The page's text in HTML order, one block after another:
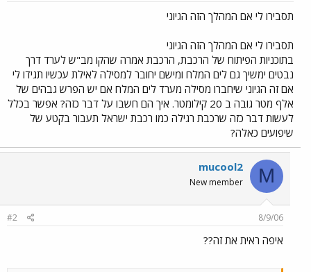
תסבירו לי אם המהלך הזה הגיוני
תסבירו לי אם המהלך הזה הגיוני
בתוכניות הפיתוח של הרכבת, הרכבת אמרה שהקו מב"ש לערד דרך
נבטים ימשיך גם לים המלח ומישם יחובר למסילה לאילת עכשיו תגידו לי
אם זה הגיוני שיחברו מסילה מערד לים המלח אם יש הפרש גבהים של
אלף מטר גובה ב 20 קילומטר. איך הם חשבו על דבר כזה? אפשר בכלל
לעשות דבר כזה שרכבת רגילה כמו רכבת ישראל תעבור בקטע של
שיפועים כאלה?
M
mucool2
New member
8/9/06
#2
איפה ראית את זה??